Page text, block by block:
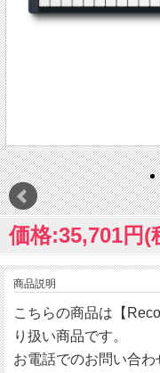
価格:35,701円(
商品説明
こちらの商品は【
り扱い商品です。
お電話でのお問い合わ